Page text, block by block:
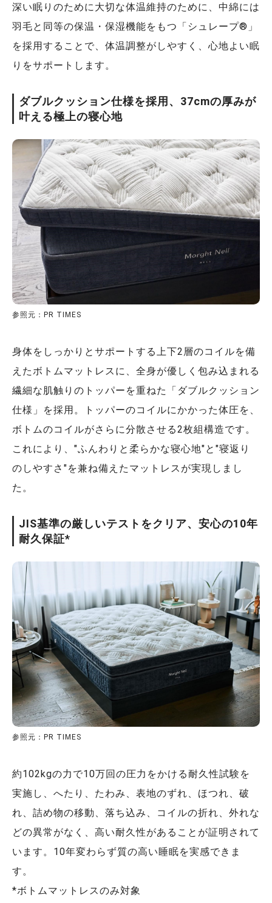
深い眠りのために大切な体温維持のために、中綿には
羽毛と同等の保温・保湿機能をもつ「シュレープ®」
を採用することで、体温調整がしやすく、心地よい眠
りをサポートします。
ダブルクッション仕様を採用、37cmの厚みが
叶える極上の寝心地
参照元：PR TIMES
身体をしっかりとサポートする上下2層のコイルを備
えたボトムマットレスに、全身が優しく包み込まれる
繊細な肌触りのトッパーを重ねた「ダブルクッション
仕様」を採用。トッパーのコイルにかかった体圧を、
ボトムのコイルがさらに分散させる2枚組構造です。
これにより、"ふんわりと柔らかな寝心地"と"寝返り
のしやすさ"を兼ね備えたマットレスが実現しまし
た。
JIS基準の厳しいテストをクリア、安心の10年
耐久保証*
参照元：PR TIMES
約102kgの力で10万回の圧力をかける耐久性試験を
実施し、へたり、たわみ、表地のずれ、ほつれ、破
れ、詰め物の移動、落ち込み、コイルの折れ、外れな
どの異常がなく、高い耐久性があることが証明されて
います。10年変わらず質の高い睡眠を実感できま
す。
*ボトムマットレスのみ対象